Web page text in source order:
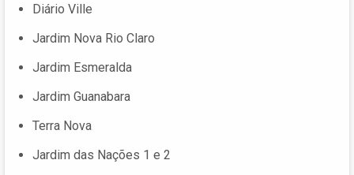
Diário Ville
Jardim Nova Rio Claro
Jardim Esmeralda
Jardim Guanabara
Terra Nova
Jardim das Nações 1 e 2